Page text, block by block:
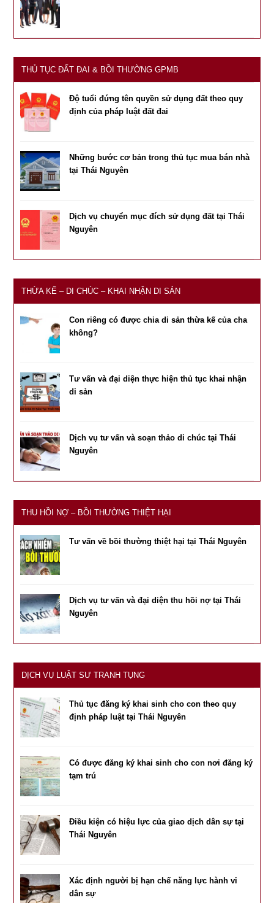
THỦ TỤC ĐẤT ĐAI & BỒI THƯỜNG GPMB
Độ tuổi đứng tên quyền sử dụng đất theo quy
định của pháp luật đất đai
Những bước cơ bản trong thủ tục mua bán nhà
tại Thái Nguyên
Dịch vụ chuyển mục đích sử dụng đất tại Thái
Nguyên
THỪA KẾ – DI CHÚC – KHAI NHẬN DI SẢN
Con riêng có được chia di sản thừa kế của cha
không?
Tư vấn và đại diện thực hiện thủ tục khai nhận
di sản
Dịch vụ tư vấn và soạn thảo di chúc tại Thái
Nguyên
THU HỒI NỢ – BỒI THƯỜNG THIỆT HẠI
Tư vấn về bồi thường thiệt hại tại Thái Nguyên
Dịch vụ tư vấn và đại diện thu hồi nợ tại Thái
Nguyên
DỊCH VỤ LUẬT SƯ TRANH TỤNG
Thủ tục đăng ký khai sinh cho con theo quy
định pháp luật tại Thái Nguyên
Có được đăng ký khai sinh cho con nơi đăng ký
tạm trú
Điều kiện có hiệu lực của giao dịch dân sự tại
Thái Nguyên
Xác định người bị hạn chế năng lực hành vi
dân sự